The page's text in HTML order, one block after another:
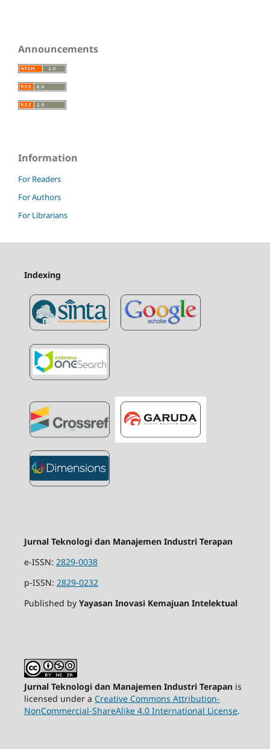
Announcements
Information
For Readers
For Authors
For Librarians
Indexing
Jurnal Teknologi dan Manajemen Industri Terapan
e-ISSN: 2829-0038
p-ISSN: 2829-0232
Published by Yayasan Inovasi Kemajuan Intelektual
Jurnal Teknologi dan Manajemen Industri Terapanis
licensed under a Creative Commons Attribution-
NonCommercial-ShareAlike 4.0 International License.